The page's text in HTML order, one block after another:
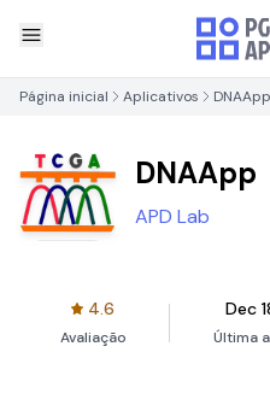
Página inicial Aplicativos DNAApp
DNAApp
APD Lab
4.6
Avaliação
Dec
Última